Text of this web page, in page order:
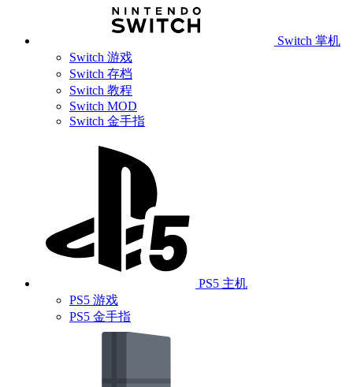
Switch 掌机
Switch 游戏
Switch 存档
Switch 教程
Switch MOD
Switch 金手指
PS5 主机
PS5 游戏
PS5 金手指